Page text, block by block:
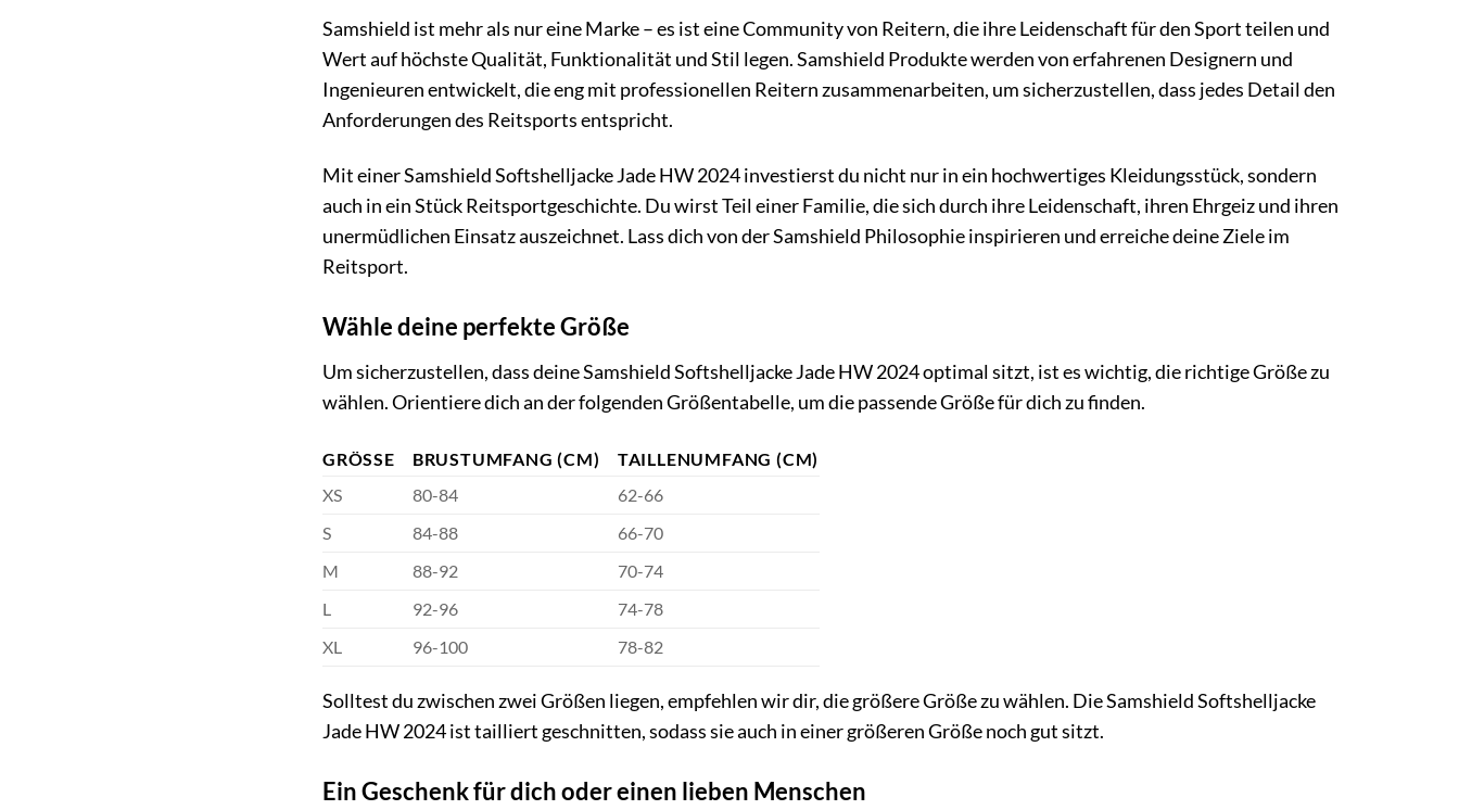
Samshield ist mehr als nur eine Marke – es ist eine Community von Reitern, die ihre Leidenschaft für den Sport teilen und
Wert auf höchste Qualität, Funktionalität und Stil legen. Samshield Produkte werden von erfahrenen Designern und
Ingenieuren entwickelt, die eng mit professionellen Reitern zusammenarbeiten, um sicherzustellen, dass jedes Detail den
Anforderungen des Reitsports entspricht.
Mit einer Samshield Softshelljacke Jade HW 2024 investierst du nicht nur in ein hochwertiges Kleidungsstück, sondern
auch in ein Stück Reitsportgeschichte. Du wirst Teil einer Familie, die sich durch ihre Leidenschaft, ihren Ehrgeiz und ihren
unermüdlichen Einsatz auszeichnet. Lass dich von der Samshield Philosophie inspirieren und erreiche deine Ziele im
Reitsport.
Wähle deine perfekte Größe
Um sicherzustellen, dass deine Samshield Softshelljacke Jade HW 2024 optimal sitzt, ist es wichtig, die richtige Größe zu
wählen. Orientiere dich an der folgenden Größentabelle, um die passende Größe für dich zu finden.
GRÖSSE BRUSTUMFANG (CM)
TAILLENUMFANG (CM)
XS
80-84
62-66
S
84-88
66-70
M
88-92
70-74
L
92-96
74-78
XL
96-100 78-82
Solltest du zwischen zwei Größen liegen, empfehlen wir dir, die größere Größe zu wählen. Die Samshield Softshelljacke
Jade HW 2024 ist tailliert geschnitten, sodass sie auch in einer größeren Größe noch gut sitzt.
Ein Geschenk für dich oder einen lieben Menschen